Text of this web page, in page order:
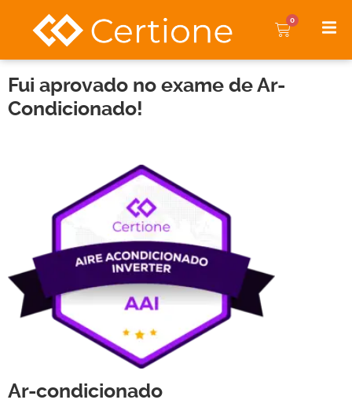
0
Fui aprovado no exame de Ar-
Condicionado!
Ar-condicionado